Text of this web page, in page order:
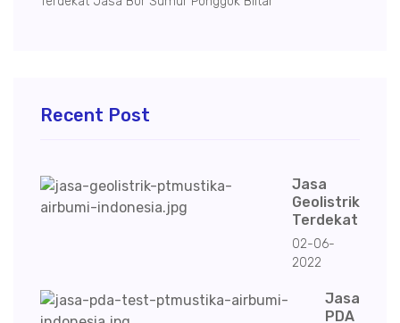
Recent Post
Jasa
Geolistrik
Terdekat
02-06-
2022
Jasa
PDA